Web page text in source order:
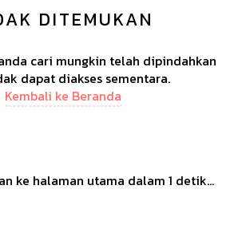
DITEMUKAN
cari mungkin telah dipindahkan
dapat diakses sementara.
Kembali ke Beranda
ke halaman utama dalam 1 detik...